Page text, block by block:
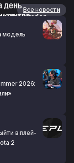
день
Challenger
Все новости
модель
2026:
в плей-
2